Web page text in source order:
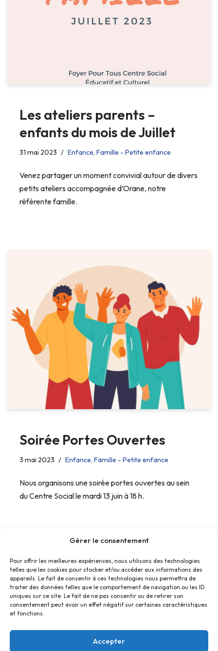
Gérer le consentement
Pour offrir les meilleures expériences, nous utilisons des technologies
telles que les cookies pour stocker et/ou accéder aux informations des
appareils. Le fait de consentir à ces technologies nous permettra de
traiter des données telles que le comportement de navigation ou les ID
uniques sur ce site. Le fait de ne pas consentir ou de retirer son
consentement peut avoir un effet négatif sur certaines caractéristiques
et fonctions.
Accepter
Les ateliers parents –
enfants du mois de Juillet
31 mai 2023 Enfance, Famille - Petite enfance
Venez partager un moment convivial autour de divers
petits ateliers accompagnée d’Orane, notre
référente famille.
Soirée Portes Ouvertes
3 mai 2023 Enfance, Famille - Petite enfance
Nous organisons une soirée portes ouvertes au sein
du Centre Social le mardi 13 juin à 18 h.
« Précédent 1 2 3 4 5 …
8
Suivant »